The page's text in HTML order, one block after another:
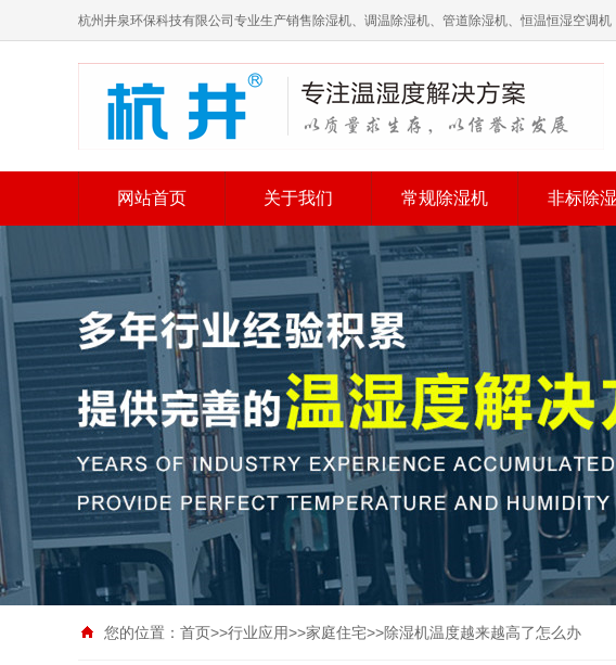
杭州井泉环保科技有限公司专业生产销售除湿机、调温除湿机、管道除湿机、恒温恒湿空调机
网站首页 关于我们 常规除湿机 非标除
您的位置： 首页>>行业应用>>家庭住宅>>除湿机温度越来越高了怎么办